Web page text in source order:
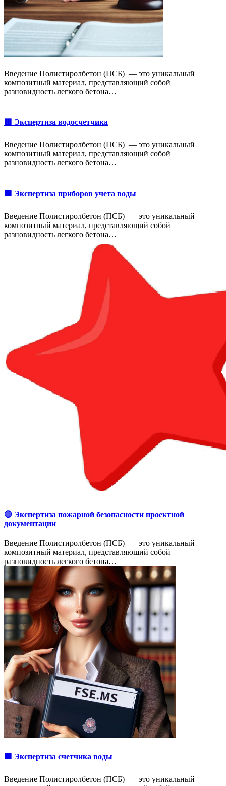
Введение Полистиролбетон (ПСБ) — это уникальный
композитный материал, представляющий собой
разновидность легкого бетона…
🟥 Экспертиза водосчетчика
Введение Полистиролбетон (ПСБ) — это уникальный
композитный материал, представляющий собой
разновидность легкого бетона…
🟩 Экспертиза приборов учета воды
Введение Полистиролбетон (ПСБ) — это уникальный
композитный материал, представляющий собой
разновидность легкого бетона…
🔴 Экспертиза пожарной безопасности проектной
документации
Введение Полистиролбетон (ПСБ) — это уникальный
композитный материал, представляющий собой
разновидность легкого бетона…
🟩 Экспертиза счетчика воды
Введение Полистиролбетон (ПСБ) — это уникальный